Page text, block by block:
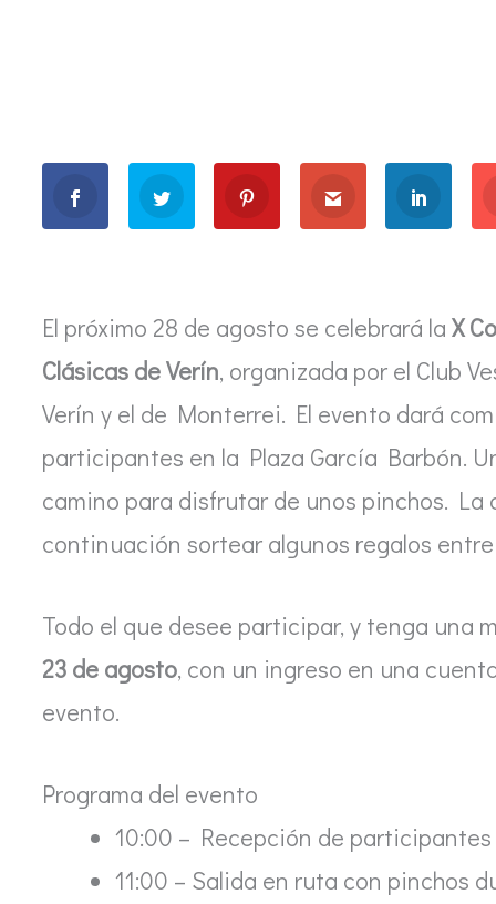
El próximo 28 de agosto se celebrará la X
Clásicas de Verín, organizada por el Club
Verín y el de Monterrei. El evento dará
participantes en la Plaza García Barbón.
camino para disfrutar de unos pinchos. La
continuación sortear algunos regalos
Todo el que desee participar, y tenga una
23 de agosto, con un ingreso en una
evento.
Programa del evento
10:00 – Recepción de
11:00 – Salida en ruta con pinchos